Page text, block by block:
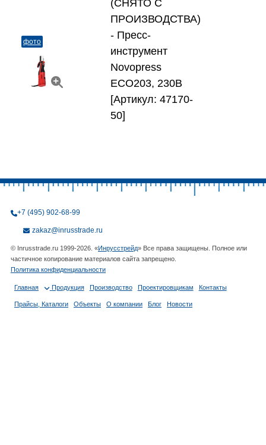
фото
(СНЯТО С
ПРОИЗВОДСТВА)
- Пресс-
инструмент
Novopress
ECO203, 230B
[Артикул: 47170-
50]
+7 (495) 902-68-99
zakaz@inrusstrade.ru
© Inrusstrade.ru 1999-2026. «Инрусстрейд» Все права защищены. Полное или
частичное копирование материалов сайта запрещено.
Политика конфиденциальности
Главная Продукция Производство Проектировщикам Контакты
Прайсы, Каталоги Объекты О компании Блог Новости